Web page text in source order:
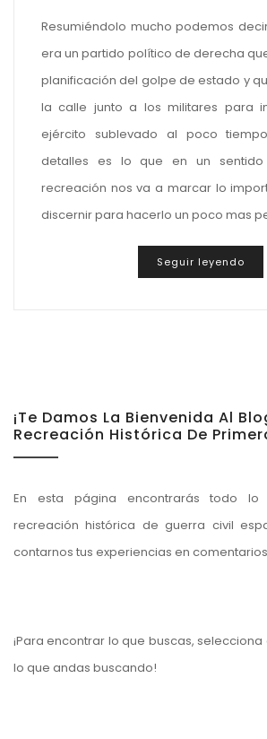
Resumiéndolo mucho podemos
era un partido político de derecha
planificación del golpe de estado y
la calle junto a los militares para
ejército sublevado al poco
detalles es lo que en un
recreación nos va a marcar lo
discernir para hacerlo un poco mas
Seguir leyendo
¡Te Damos La Bienvenida Al
Recreación Histórica De
En esta página encontrarás todo lo
recreación histórica de guerra civil
contarnos tus experiencias en
¡Para encontrar lo que buscas,
lo que andas buscando!